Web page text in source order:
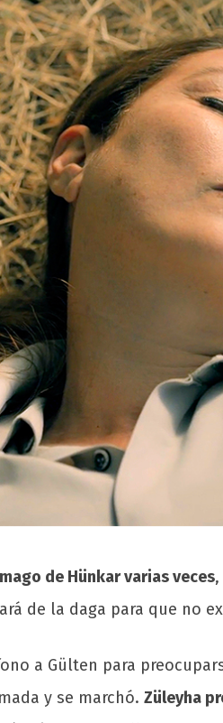
de Hünkar varias veces
de la daga para que no
a Gülten para
y se marchó. Züleyha